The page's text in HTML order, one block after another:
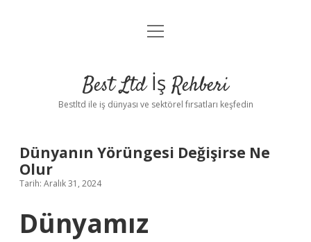
Anasayfa
Yasal Uyarı
menüyü
Best Ltd İş Rehberi
Bestltd ile iş dünyası ve sektörel fırsatları keşfedin
Dünyanın Yörüngesi Değişirse Ne
Olur
Tarih: Aralık 31, 2024
Dünyamız